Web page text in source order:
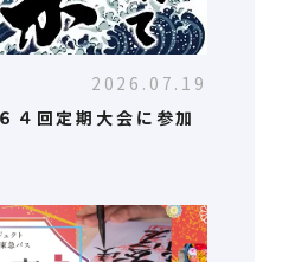
2026.07.19
回定期大会に参加